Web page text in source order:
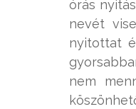
órás
nevét
nyitottat
nem